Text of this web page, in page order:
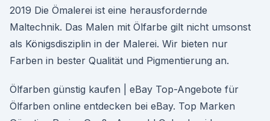
2019 Die Ömalerei ist eine herausfordernde
Maltechnik. Das Malen mit Ölfarbe gilt nicht umsonst
als Königsdisziplin in der Malerei. Wir bieten nur
Farben in bester Qualität und Pigmentierung an.
Ölfarben günstig kaufen | eBay Top-Angebote für
Ölfarben online entdecken bei eBay. Top Marken